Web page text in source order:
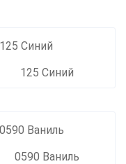
125 Синий
0590 Ваниль